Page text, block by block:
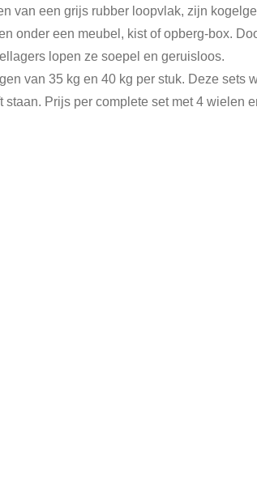
van een grijs rubber loopvlak, zijn
onder een meubel, kist of opberg-box.
lopen ze soepel en geruisloos.
van 35 kg en 40 kg per stuk. Deze sets
Prijs per complete set met 4 wielen